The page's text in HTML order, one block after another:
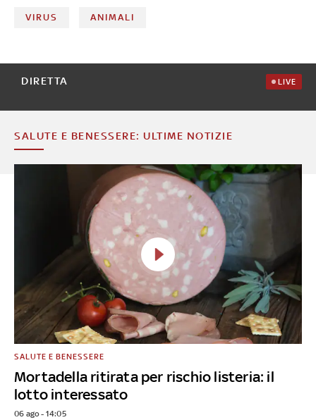
VIRUS ANIMALI
DIRETTA LIVE
SALUTE E BENESSERE: ULTIME NOTIZIE
Mortadella ritirata per rischio listeria: il
lotto interessato
SALUTE E BENESSERE
06 ago - 14:05